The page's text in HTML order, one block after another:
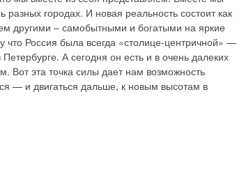
городах. И новая реальность состоит как
другими – самобытными и богатыми на яркие
что Россия была всегда «столице-центричной» —
А сегодня он есть и в очень далеких
Вот эта точка силы дает нам возможность
— и двигаться дальше, к новым высотам в